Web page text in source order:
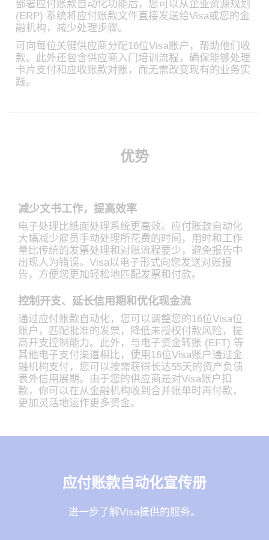
部署应付账款自动化功能后，您可以从企业资源规划
(ERP) 系统将应付账款文件直接发送给Visa或您的金
融机构，减少处理步骤。
可向每位关键供应商分配16位Visa账户，帮助他们收
款。此外还包含供应商入门培训流程，确保能够处理
卡片支付和应收账款对账，而无需改变现有的业务实
践。
优势
减少文书工作，提高效率
电子处理比纸面处理系统更高效。应付账款自动化
大幅减少雇员手动处理所花费的时间，用时和工作
量比传统的发票处理和对账流程要少，避免报告中
出现人为错误。Visa以电子形式向您发送对账报
告，方便您更加轻松地匹配发票和付款。
控制开支、延长信用期和优化现金流
通过应付账款自动化，您可以调整您的16位Visa位
账户，匹配批准的发票，降低未授权付款风险，提
高开支控制能力。此外，与电子资金转账 (EFT) 等
其他电子支付渠道相比，使用16位Visa账户通过金
融机构支付，您可以按需获得长达55天的资产负债
表外信用展期。由于您的供应商是对Visa账户扣
款，你可以在从金融机构收到合并账单时再付款，
更加灵活地运作更多资金。
应付账款自动化宣传册
进一步了解Visa提供的服务。